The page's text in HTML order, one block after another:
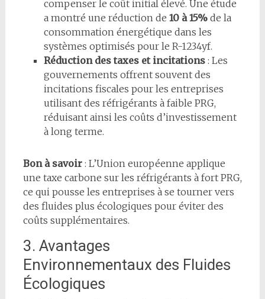
compenser le coût initial élevé. Une étude
a montré une réduction de 10 à 15%de la
consommation énergétique dans les
systèmes optimisés pour le R-1234yf.
Réduction des taxes et incitations: Les
gouvernements offrent souvent des
incitations fiscales pour les entreprises
utilisant des réfrigérants à faible PRG,
réduisant ainsi les coûts d’investissement
à long terme.
Bon à savoir: L’Union européenne applique
une taxe carbone sur les réfrigérants à fort PRG,
ce qui pousse les entreprises à se tourner vers
des fluides plus écologiques pour éviter des
coûts supplémentaires.
3. Avantages
Environnementaux des Fluides
Écologiques